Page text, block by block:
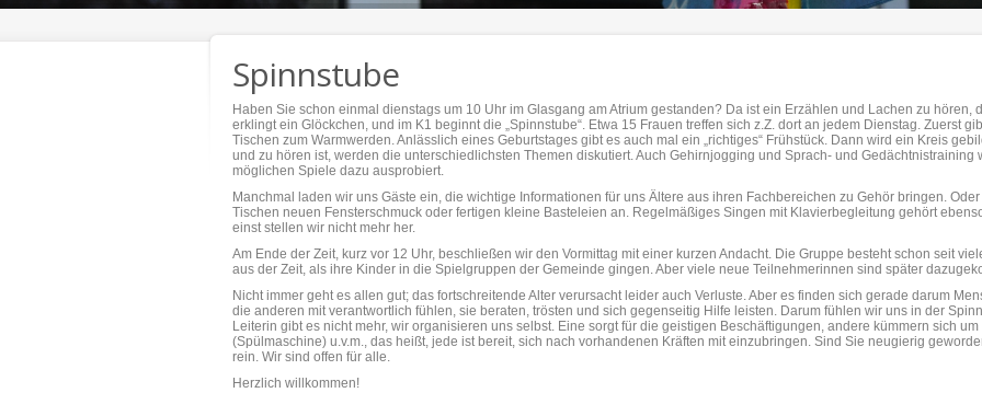
Spinnstube
Haben Sie schon einmal dienstags um 10 Uhr im Glasgang am Atrium gestanden? Da ist ein Erzählen und Lachen zu hören,
erklingt ein Glöckchen, und im K1 beginnt die „Spinnstube“. Etwa 15 Frauen treffen sich z.Z. dort an jedem Dienstag. Zuerst
Tischen zum Warmwerden. Anlässlich eines Geburtstages gibt es auch mal ein „richtiges“ Frühstück. Dann wird ein Kreis
und zu hören ist, werden die unterschiedlichsten Themen diskutiert. Auch Gehirnjogging und Sprach- und
möglichen Spiele dazu ausprobiert.
Manchmal laden wir uns Gäste ein, die wichtige Informationen für uns Ältere aus ihren Fachbereichen zu Gehör bringen.
Tischen neuen Fensterschmuck oder fertigen kleine Basteleien an. Regelmäßiges Singen mit Klavierbegleitung gehört
einst stellen wir nicht mehr her.
Am Ende der Zeit, kurz vor 12 Uhr, beschließen wir den Vormittag mit einer kurzen Andacht. Die Gruppe besteht schon seit
aus der Zeit, als ihre Kinder in die Spielgruppen der Gemeinde gingen. Aber viele neue Teilnehmerinnen sind später
Nicht immer geht es allen gut; das fortschreitende Alter verursacht leider auch Verluste. Aber es finden sich gerade darum
die anderen mit verantwortlich fühlen, sie beraten, trösten und sich gegenseitig Hilfe leisten. Darum fühlen wir uns in der
Leiterin gibt es nicht mehr, wir organisieren uns selbst. Eine sorgt für die geistigen Beschäftigungen, andere kümmern sich
(Spülmaschine) u.v.m., das heißt, jede ist bereit, sich nach vorhandenen Kräften mit einzubringen. Sind Sie neugierig
rein. Wir sind offen für alle.
Herzlich willkommen!